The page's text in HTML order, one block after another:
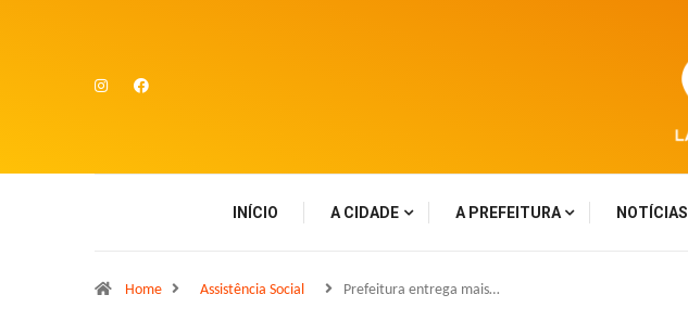
INÍCIO A CIDADE A PREFEITURA NOTÍCIAS
Home Assistência Social Prefeitura entrega mais…